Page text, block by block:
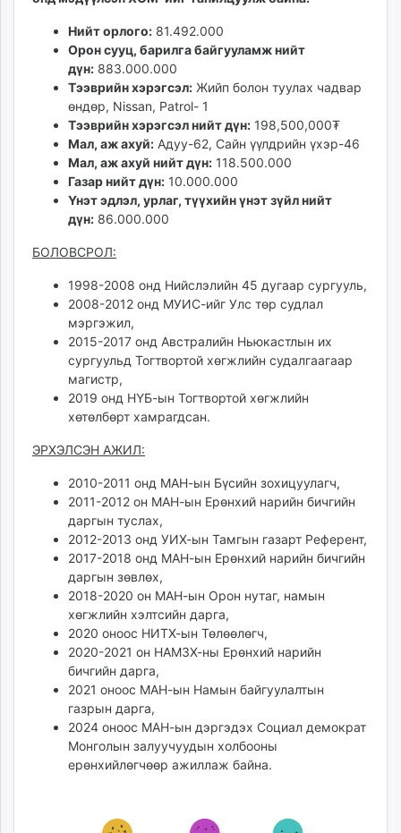
assa.mn
toim.mn
paparazzi.mn
unread.today
Нийт орлого: 81.492.000
Орон сууц, барилга байгууламж нийт
дүн: 883.000.000
Тээврийн хэрэгсэл: Жийп болон туулах чадвар
өндөр, Nissan, Patrol- 1
Тээврийн хэрэгсэл нийт дүн: 198,500,000₮
Мал, аж ахуй: Адуу-62, Сайн үүлдрийн үхэр-46
Мал, аж ахуй нийт дүн: 118.500.000
Газар нийт дүн: 10.000.000
Үнэт эдлэл, урлаг, түүхийн үнэт зүйл нийт
дүн: 86.000.000
БОЛОВСРОЛ:
1998-2008 онд Нийслэлийн 45 дугаар сургууль,
2008-2012 онд МУИС-ийг Улс төр судлал
мэргэжил,
2015-2017 онд Австралийн Ньюкастлын их
сургуульд Тогтвортой хөгжлийн судалгаагаар
магистр,
2019 онд НҮБ-ын Тогтвортой хөгжлийн
хөтөлбөрт хамрагдсан.
ЭРХЭЛСЭН АЖИЛ:
2010-2011 онд МАН-ын Бүсийн зохицуулагч,
2011-2012 он МАН-ын Ерөнхий нарийн бичгийн
даргын туслах,
2012-2013 онд УИХ-ын Тамгын газарт Референт,
2017-2018 онд МАН-ын Ерөнхий нарийн бичгийн
даргын зөвлөх,
2018-2020 он МАН-ын Орон нутаг, намын
хөгжлийн хэлтсийн дарга,
2020 оноос НИТХ-ын Төлөөлөгч,
2020-2021 он НАМЗХ-ны Ерөнхий нарийн
бичгийн дарга,
2021 оноос МАН-ын Намын байгуулалтын
газрын дарга,
2024 оноос МАН-ын дэргэдэх Социал демократ
Монголын залуучуудын холбооны
ерөнхийлөгчөөр ажиллаж байна.